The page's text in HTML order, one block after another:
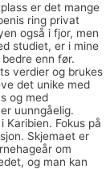
er det mange
ring privat
også i fjor, men
studiet, er i mine
enn før.
verdier og brukes
det unike med
og med
uunngåelig.
Fokus på
Skjemaet er
om
og man kan